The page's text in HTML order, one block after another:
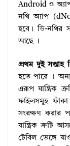
Android ও
নথি অ্যাপ
হবে। ডি-নথির
আছে ।
প্রথম দুই সপ্তাহ
হতে পারে ।
এরূপ যান্ত্রিক
ফাইলসমূহ ফাঁকা
সংরক্ষণ করার
যান্ত্রিক ত্রুটি
টেবিল ভেঙ্গে